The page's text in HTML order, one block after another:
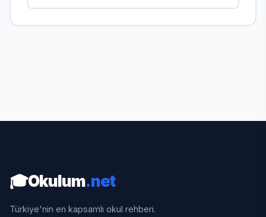
🎓Okulum.net
Türkiye'nin en kapsamlı okul rehberi.